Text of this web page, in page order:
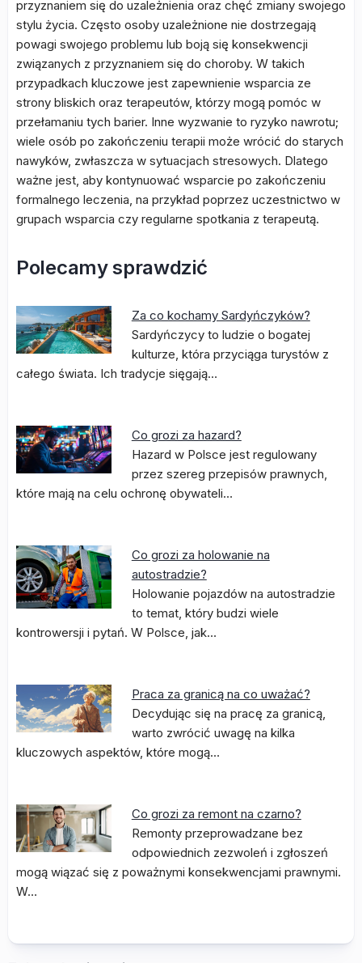
przyznaniem się do uzależnienia oraz chęć zmiany swojego
stylu życia. Często osoby uzależnione nie dostrzegają
powagi swojego problemu lub boją się konsekwencji
związanych z przyznaniem się do choroby. W takich
przypadkach kluczowe jest zapewnienie wsparcia ze
strony bliskich oraz terapeutów, którzy mogą pomóc w
przełamaniu tych barier. Inne wyzwanie to ryzyko nawrotu;
wiele osób po zakończeniu terapii może wrócić do starych
nawyków, zwłaszcza w sytuacjach stresowych. Dlatego
ważne jest, aby kontynuować wsparcie po zakończeniu
formalnego leczenia, na przykład poprzez uczestnictwo w
grupach wsparcia czy regularne spotkania z terapeutą.
Polecamy sprawdzić
Za co kochamy Sardyńczyków?
Sardyńczycy to ludzie o bogatej
kulturze, która przyciąga turystów z
całego świata. Ich tradycje sięgają…
Co grozi za hazard?
Hazard w Polsce jest regulowany
przez szereg przepisów prawnych,
które mają na celu ochronę obywateli…
Co grozi za holowanie na
autostradzie?
Holowanie pojazdów na autostradzie
to temat, który budzi wiele
kontrowersji i pytań. W Polsce, jak…
Praca za granicą na co uważać?
Decydując się na pracę za granicą,
warto zwrócić uwagę na kilka
kluczowych aspektów, które mogą…
Co grozi za remont na czarno?
Remonty przeprowadzane bez
odpowiednich zezwoleń i zgłoszeń
mogą wiązać się z poważnymi konsekwencjami prawnymi.
W…